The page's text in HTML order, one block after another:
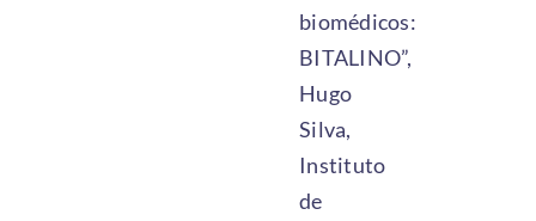
biomédicos:
BITALINO”,
Hugo
Silva,
Instituto
de